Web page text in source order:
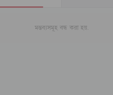
মন্তব্যসমূহ বন্ধ করা হয়.